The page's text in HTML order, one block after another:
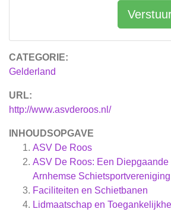
CATEGORIE:
Gelderland
URL:
http://www.asvderoos.nl/
INHOUDSOPGAVE
ASV De Roos
ASV De Roos: Een Diepgaande
Arnhemse Schietsportvereniging
Faciliteiten en Schietbanen
Lidmaatschap en